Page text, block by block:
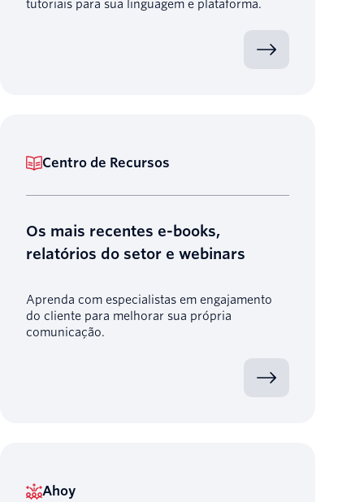
tutoriais para sua linguagem e plataforma.
Centro de Recursos
Os mais recentes e-books,
relatórios do setor e webinars
Aprenda com especialistas em engajamento
do cliente para melhorar sua própria
comunicação.
Ahoy